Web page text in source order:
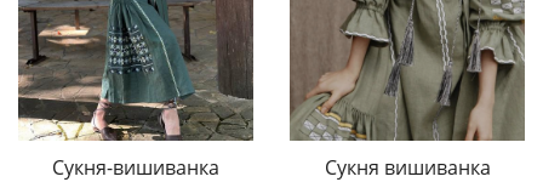
Сукня-вишиванка
Сукня вишиванка